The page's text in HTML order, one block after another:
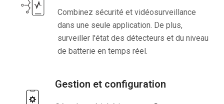
Combinez sécurité et vidéosurveillance
dans une seule application. De plus,
surveiller l'état des détecteurs et du niveau
de batterie en temps réel.
Gestion et configuration